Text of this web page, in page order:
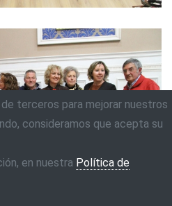
terceros para mejorar nuestros
consideramos que acepta su
en nuestra Política de